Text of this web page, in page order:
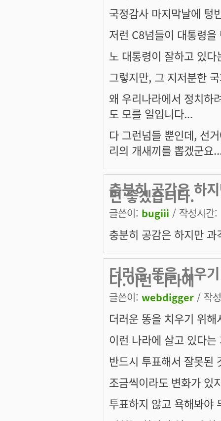
국정감사 마지막날에 텅
저런 C8넘들이 대통령
노 대통령이 잘하고 있
그렇지만, 그 지저분한
왜 우리나라에서 정치하
도 모를 일입니다...
다 그런넘들 뿐인데, 선
리의 개새끼를 뽑겠군요
충분히 공감은 하
면 좋겠습니다.
글쓴이: bugiii / 작성시간
충분히 공감은 하지만
더러운 똥을 치우
다.이런 나라에
글쓴이: webdigger / 작
더러운 똥을 치우기 위
이런 나라에 살고 있다
반드시 투표해서 잘못된
조금씩이라도 변화가 있
투표하지 않고 욕해봐야